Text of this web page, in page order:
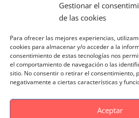
Gestionar el
de las cookies
Para ofrecer las mejores experiencias,
cookies para almacenar y/o acceder a la
consentimiento de estas tecnologías nos
el comportamiento de navegación o las
sitio. No consentir o retirar el consentimiento,
negativamente a ciertas características y
Aceptar